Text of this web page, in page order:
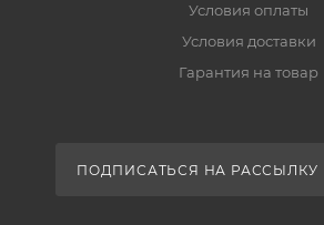
Условия оплаты
Условия доставки
Гарантия на товар
ПОДПИСАТЬСЯ НА РАССЫЛКУ